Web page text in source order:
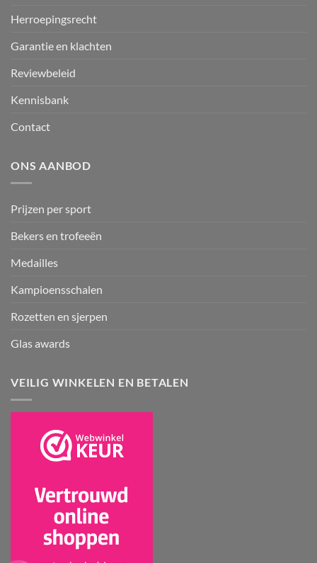
Herroepingsrecht
Garantie en klachten
Reviewbeleid
Kennisbank
Contact
ONS AANBOD
Prijzen per sport
Bekers en trofeeën
Medailles
Kampioensschalen
Rozetten en sjerpen
Glas awards
VEILIG WINKELEN EN BETALEN